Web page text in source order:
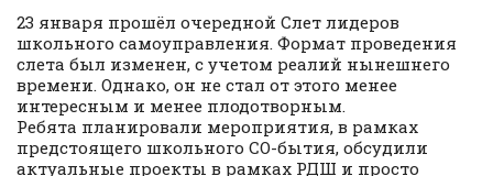
23 января прошёл очередной Слет лидеров
школьного самоуправления. Формат проведения
слета был изменен, с учетом реалий нынешнего
времени. Однако, он не стал от этого менее
интересным и менее плодотворным.
Ребята планировали мероприятия, в рамках
предстоящего школьного СО-бытия, обсудили
актуальные проекты в рамках РДШ и просто